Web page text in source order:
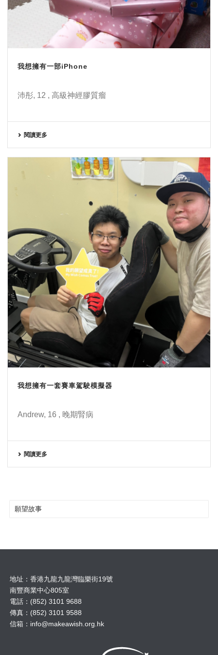
我想擁有一部iPhone
沛彤, 12 , 高級神經膠質瘤
閱讀更多
我想擁有一套賽車駕駛模擬器
Andrew, 16 , 晚期腎病
閱讀更多
願望故事
地址：香港九龍九龍灣臨樂街19號
南豐商業中心805室
電話：(852) 3101 9688
傳真：(852) 3101 9588
信箱： info@makeawish.org.hk